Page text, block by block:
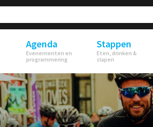
Agenda
Evenementen en
programmering
Stappen
Eten, drinken &
slapen